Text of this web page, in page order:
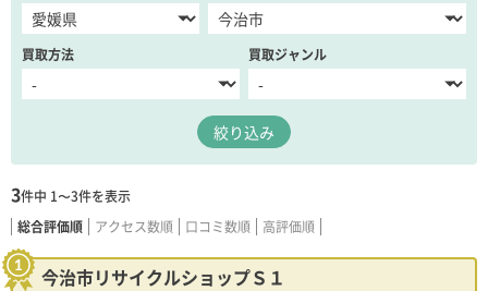
買取方法 買取ジャンル
絞り込み
3件中 1〜3件を表示
総合評価順
アクセス数順 口コミ数順 高評価順
今治市リサイクルショップＳ１